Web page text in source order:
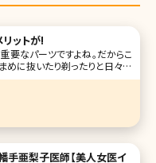
ットが!
要なパーツですよね。だからこ
めに抜いたり剃ったりと日々の
重要性は分かっていながらも
……」「数日前にきれいにしたの
つけてやっていたのに失敗し